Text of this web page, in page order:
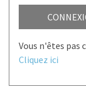
Vous n'êtes pas
Cliquez ici